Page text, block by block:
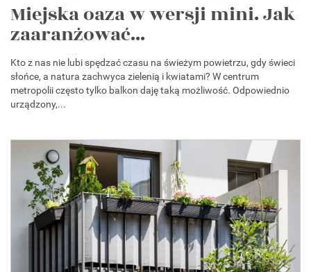
Miejska oaza w wersji mini. Jak
zaaranżować...
Kto z nas nie lubi spędzać czasu na świeżym powietrzu, gdy świeci
słońce, a natura zachwyca zielenią i kwiatami? W centrum
metropolii często tylko balkon daję taką możliwość. Odpowiednio
urządzony,...